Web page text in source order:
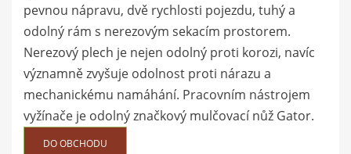
pevnou nápravu, dvě rychlosti pojezdu, tuhý a
odolný rám s nerezovým sekacím prostorem.
Nerezový plech je nejen odolný proti korozi, navíc
významně zvyšuje odolnost proti nárazu a
mechanickému namáhání. Pracovním nástrojem
vyžínače je odolný značkový mulčovací nůž Gator.
DO OBCHODU